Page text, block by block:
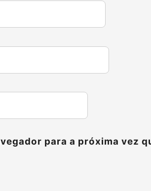
para a próxima vez